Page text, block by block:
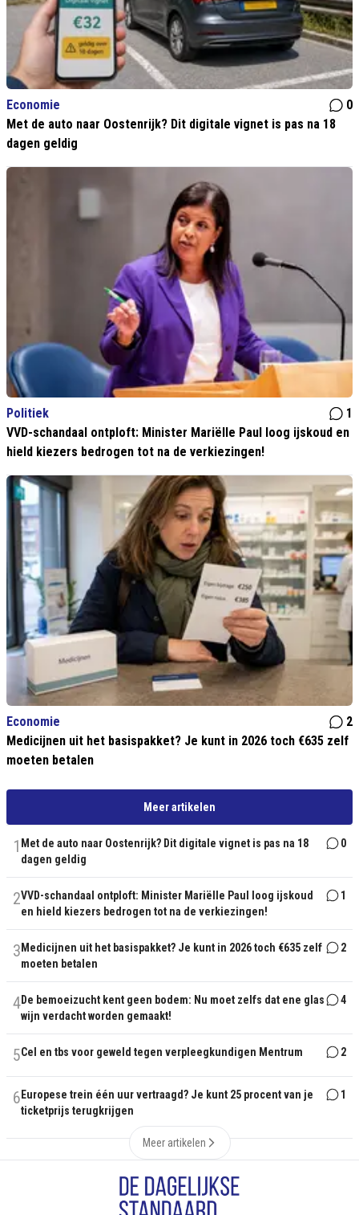
Economie
0
Met de auto naar Oostenrijk? Dit digitale vignet is pas na 18
dagen geldig
Politiek
1
VVD-schandaal ontploft: Minister Mariëlle Paul loog ijskoud en
hield kiezers bedrogen tot na de verkiezingen!
Economie
2
Medicijnen uit het basispakket? Je kunt in 2026 toch €635 zelf
moeten betalen
Meer artikelen
1 Met de auto naar Oostenrijk? Dit digitale vignet is pas na 18
dagen geldig
0
2VVD-schandaal ontploft: Minister Mariëlle Paul loog ijskoud
en hield kiezers bedrogen tot na de verkiezingen!
1
3 Medicijnen uit het basispakket? Je kunt in 2026 toch €635 zelf
moeten betalen
2
4De bemoeizucht kent geen bodem: Nu moet zelfs dat ene glas
wijn verdacht worden gemaakt!
4
5Cel en tbs voor geweld tegen verpleegkundigen Mentrum 2
6 Europese trein één uur vertraagd? Je kunt 25 procent van je
ticketprijs terugkrijgen
1
Meer artikelen